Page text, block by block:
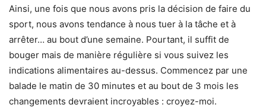
Ainsi, une fois que nous avons pris la décision de faire du
sport, nous avons tendance à nous tuer à la tâche et à
arrêter… au bout d’une semaine. Pourtant, il suffit de
bouger mais de manière régulière si vous suivez les
indications alimentaires au-dessus. Commencez par une
balade le matin de 30 minutes et au bout de 3 mois les
changements devraient incroyables : croyez-moi.